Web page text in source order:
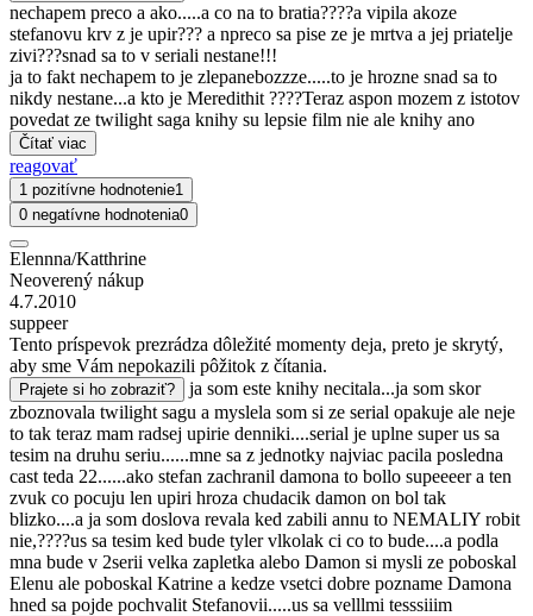
nechapem preco a ako.....a co na to bratia????a vipila akoze
stefanovu krv z je upir??? a npreco sa pise ze je mrtva a jej priatelje
zivi???snad sa to v seriali nestane!!!
ja to fakt nechapem to je zlepanebozzze.....to je hrozne snad sa to
nikdy nestane...a kto je Meredithit ????Teraz aspon mozem z istotov
povedat ze twilight saga knihy su lepsie film nie ale knihy ano
Čítať viac
reagovať
1 pozitívne hodnotenie1
0 negatívne hodnotenia0
Elennna/Katthrine
Neoverený nákup
4.7.2010
suppeer
Tento príspevok prezrádza dôležité momenty deja, preto je skrytý,
aby sme Vám nepokazili pôžitok z čítania.
Prajete si ho zobraziť?
ja som este knihy necitala...ja som skor
zboznovala twilight sagu a myslela som si ze serial opakuje ale neje
to tak teraz mam radsej upirie denniki....serial je uplne super us sa
tesim na druhu seriu......mne sa z jednotky najviac pacila posledna
cast teda 22......ako stefan zachranil damona to bollo supeeeer a ten
zvuk co pocuju len upiri hroza chudacik damon on bol tak
blizko....a ja som doslova revala ked zabili annu to NEMALIY robit
nie,????us sa tesim ked bude tyler vlkolak ci co to bude....a podla
mna bude v 2serii velka zapletka alebo Damon si mysli ze poboskal
Elenu ale poboskal Katrine a kedze vsetci dobre pozname Damona
hned sa pojde pochvalit Stefanovii.....us sa velllmi tesssiiim